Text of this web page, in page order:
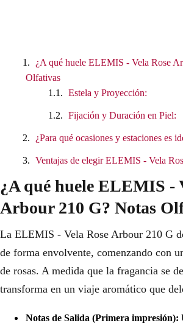
¿A qué huele ELEMIS - Vela Rose
Olfativas
Estela y Proyección:
Fijación y Duración en Piel:
¿Para qué ocasiones y estaciones es
Ventajas de elegir ELEMIS - Vela
¿A qué huele ELEMIS -
Arbour 210 G? Notas
La ELEMIS - Vela Rose Arbour 210 G
de forma envolvente, comenzando con
de rosas. A medida que la fragancia se
transforma en un viaje aromático que
Notas de Salida (Primera impresión):